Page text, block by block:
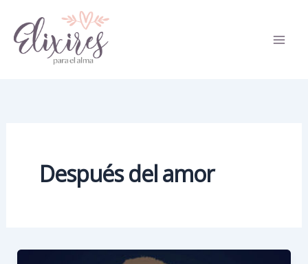
contenido
Después del amor